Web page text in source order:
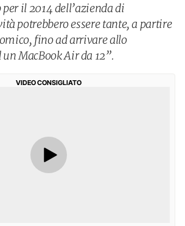
il 2014 dell’azienda di
potrebbero essere tante, a partire
fino ad arrivare allo
MacBook Air da 12”.
VIDEO CONSIGLIATO